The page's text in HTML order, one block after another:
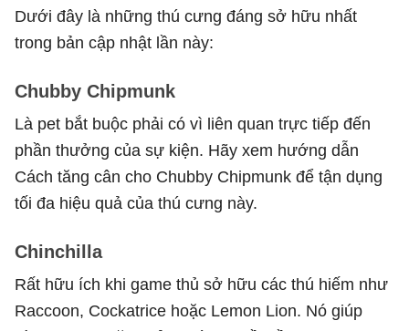
Dưới đây là những thú cưng đáng sở hữu nhất
trong bản cập nhật lần này:
Chubby Chipmunk
Là pet bắt buộc phải có vì liên quan trực tiếp đến
phần thưởng của sự kiện. Hãy xem hướng dẫn
Cách tăng cân cho Chubby Chipmunk để tận dụng
tối đa hiệu quả của thú cưng này.
Chinchilla
Rất hữu ích khi game thủ sở hữu các thú hiếm như
Raccoon, Cockatrice hoặc Lemon Lion. Nó giúp